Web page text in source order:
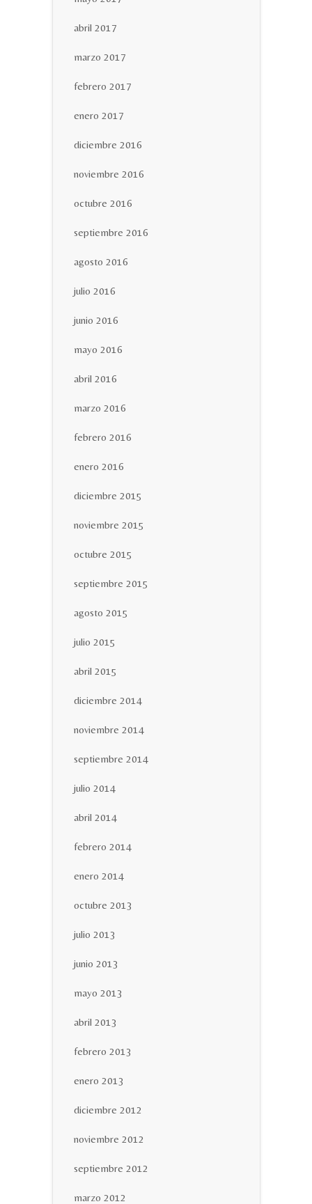
abril 2017
marzo 2017
febrero 2017
enero 2017
diciembre 2016
noviembre 2016
octubre 2016
septiembre 2016
agosto 2016
julio 2016
junio 2016
mayo 2016
abril 2016
marzo 2016
febrero 2016
enero 2016
diciembre 2015
noviembre 2015
octubre 2015
septiembre 2015
agosto 2015
julio 2015
abril 2015
diciembre 2014
noviembre 2014
septiembre 2014
julio 2014
abril 2014
febrero 2014
enero 2014
octubre 2013
julio 2013
junio 2013
mayo 2013
abril 2013
febrero 2013
enero 2013
diciembre 2012
noviembre 2012
septiembre 2012
marzo 2012